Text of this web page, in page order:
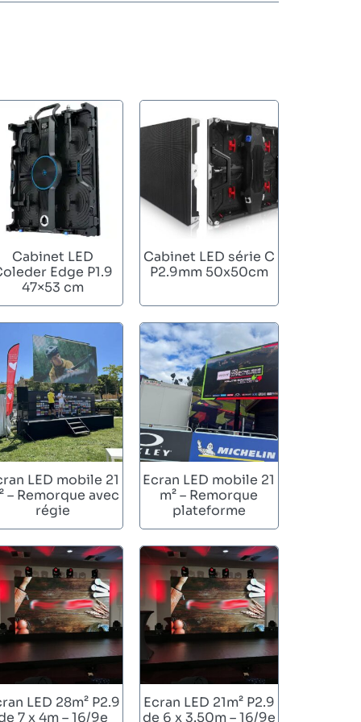
Cabinet LED
Edge P1.9
47×53 cm
Cabinet LED série C
P2.9mm 50x50cm
LED mobile 21
– Remorque avec
régie
Ecran LED mobile 21
m² – Remorque
plateforme
LED 28m² P2.9
7 x 4m – 16/9e
Ecran LED 21m² P2.9
de 6 x 3.50m – 16/9e